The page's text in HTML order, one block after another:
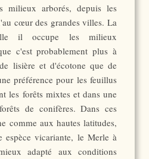
milieux arborés, depuis les
cœur des grandes villes. La
il occupe les milieux
c'est probablement plus à
lisière et d'écotone que de
préférence pour les feuillus
les forêts mixtes et dans une
de conifères. Dans ces
comme aux hautes latitudes,
vicariante, le Merle à
adapté aux conditions